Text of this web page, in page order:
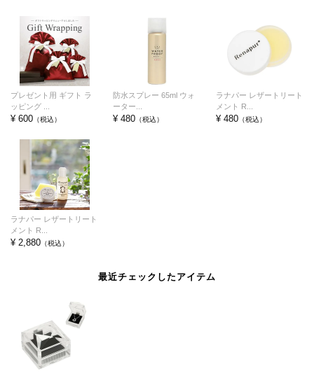
プレゼント用 ギフト ラ
ッピング ...
¥ 600 （税込）
防水スプレー 65ml ウォ
ーター...
¥ 480 （税込）
ラナパー レザートリート
メント R...
¥ 480（税込）
ラナパー レザートリート
メント R...
¥ 2,880 （税込）
最近チェックしたアイテム